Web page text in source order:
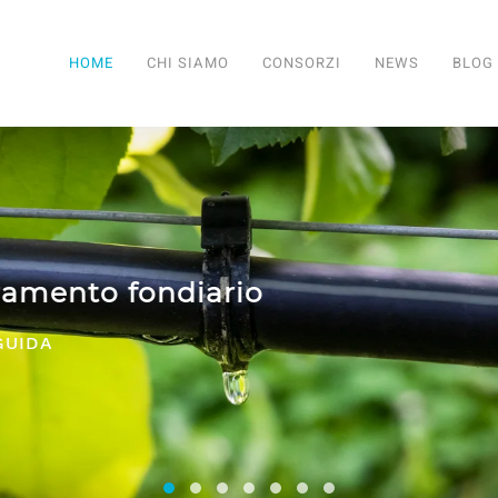
HOME CHI SIAMO CONSORZI NEWS BLOG
PER TUTTI I CONSORZI